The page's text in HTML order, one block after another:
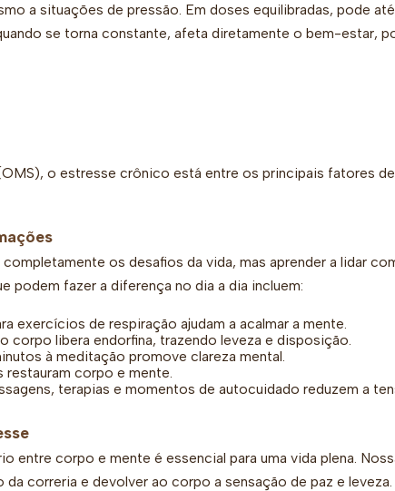
a situações de pressão. Em doses equilibradas, pode
se torna constante, afeta diretamente o bem-estar,
o estresse crônico está entre os principais fatores
os desafios da vida, mas aprender a lidar
podem fazer a diferença no dia a dia incluem:
exercícios de respiração ajudam a acalmar a mente.
corpo libera endorfina, trazendo leveza e disposição.
à meditação promove clareza mental.
corpo e mente.
terapias e momentos de autocuidado reduzem a
entre corpo e mente é essencial para uma vida plena.
correria e devolver ao corpo a sensação de paz e leveza.